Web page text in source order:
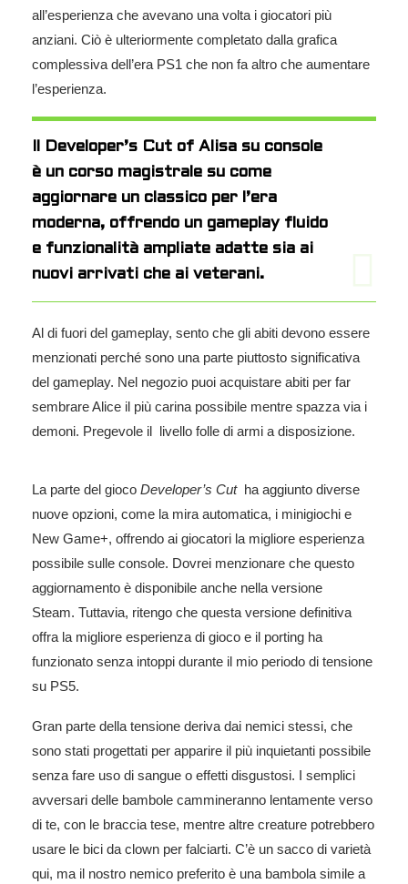
all’esperienza che avevano una volta i giocatori più
anziani. Ciò è ulteriormente completato dalla grafica
complessiva dell’era PS1 che non fa altro che aumentare
l’esperienza.
Il Developer’s Cut of Alisa su console
è un corso magistrale su come
aggiornare un classico per l’era
moderna, offrendo un gameplay fluido
e funzionalità ampliate adatte sia ai
nuovi arrivati ​​che ai veterani.
Al di fuori del gameplay, sento che gli abiti devono essere
menzionati perché sono una parte piuttosto significativa
del gameplay. Nel negozio puoi acquistare abiti per far
sembrare Alice il più carina possibile mentre spazza via i
demoni. Pregevole il livello folle di armi a disposizione.
La parte del gioco Developer’s Cut ha aggiunto diverse
nuove opzioni, come la mira automatica, i minigiochi e
New Game+, offrendo ai giocatori la migliore esperienza
possibile sulle console. Dovrei menzionare che questo
aggiornamento è disponibile anche nella versione
Steam. Tuttavia, ritengo che questa versione definitiva
offra la migliore esperienza di gioco e il porting ha
funzionato senza intoppi durante il mio periodo di tensione
su PS5.
Gran parte della tensione deriva dai nemici stessi, che
sono stati progettati per apparire il più inquietanti possibile
senza fare uso di sangue o effetti disgustosi. I semplici
avversari delle bambole cammineranno lentamente verso
di te, con le braccia tese, mentre altre creature potrebbero
usare le bici da clown per falciarti. C’è un sacco di varietà
qui, ma il nostro nemico preferito è una bambola simile a